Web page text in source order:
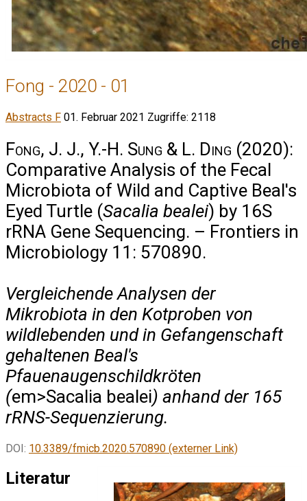
Fong - 2020 - 01
Abstracts F 01. Februar 2021 Zugriffe: 2118
Fong, J. J., Y.-H. Sung & L. Ding (2020):
Comparative Analysis of the Fecal
Microbiota of Wild and Captive Beal's
Eyed Turtle (Sacalia bealei) by 16S
rRNA Gene Sequencing. – Frontiers in
Microbiology 11: 570890.
Vergleichende Analysen der
Mikrobiota in den Kotproben von
wildlebenden und in Gefangenschaft
gehaltenen Beal's
Pfauenaugenschildkröten
(em>Sacalia bealei) anhand der 165
rRNS-Sequenzierung.
DOI: 10.3389/fmicb.2020.570890 (externer Link)
Literatur